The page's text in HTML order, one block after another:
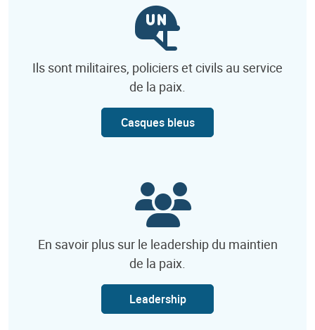
Ils sont militaires, policiers et civils au service
de la paix.
Casques bleus
En savoir plus sur le leadership du maintien
de la paix.
Leadership